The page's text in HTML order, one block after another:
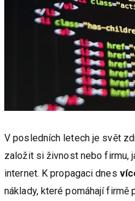
V posledních letech je svět
založit si živnost nebo firmu,
internet. K propagaci dnes
náklady, které pomáhají